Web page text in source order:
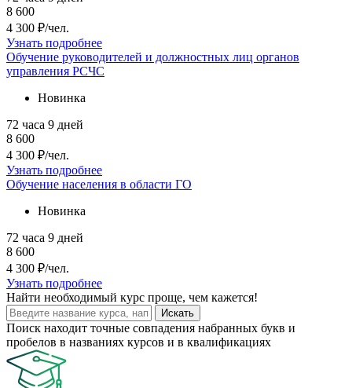
8 600
4 300 ₽/чел.
Узнать подробнее
Обучение руководителей и должностных лиц органов
управления РСЧС
Новинка
72 часа 9 дней
8 600
4 300 ₽/чел.
Узнать подробнее
Обучение населения в области ГО
Новинка
72 часа 9 дней
8 600
4 300 ₽/чел.
Узнать подробнее
Найти необходимый курс проще, чем кажется!
Искать
Поиск находит точные совпадения набранных букв и
пробелов в названиях курсов и в квалификациях